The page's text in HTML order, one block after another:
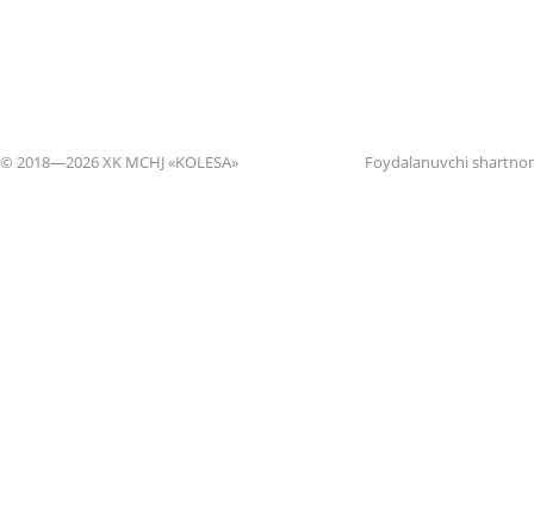
© 2018—2026 XK MCHJ «KOLESA» Foydalanuvchi